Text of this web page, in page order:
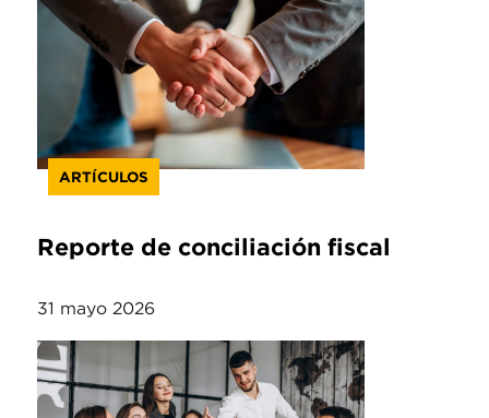
ARTÍCULOS
Reporte de conciliación fiscal
31 mayo 2026